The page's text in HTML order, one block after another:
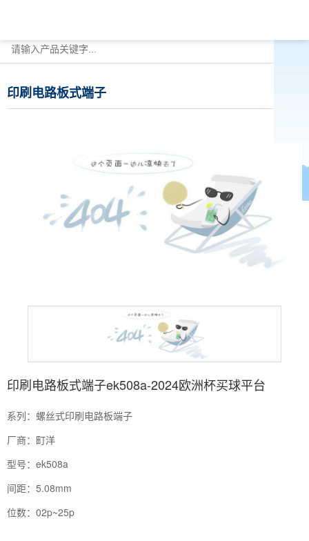
印刷电路板式端子
印刷电路板式端子ek508a-2024欧洲杯买球平台
系列：螺丝式印刷电路板端子
厂商：町洋
型号：ek508a
间距：5.08mm
位数：02p~25p